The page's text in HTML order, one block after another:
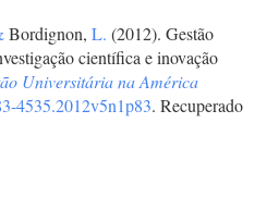
Bordignon, L. (2012). Gestão
científica e inovação
Universitária na América
4535.2012v5n1p83. Recuperado